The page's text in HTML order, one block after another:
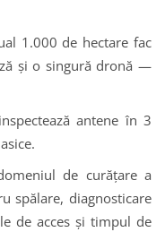
1.000 de hectare fac
și o singură dronă —
antene în 3
de curățare a
spălare, diagnosticare
de acces și timpul de